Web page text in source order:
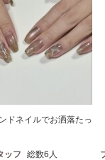
ドネイルでお洒落たっ
ッフ 総数6人